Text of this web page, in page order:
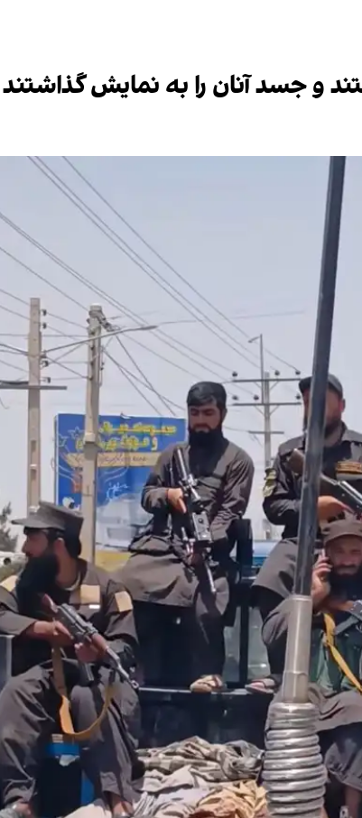
و جسد آنان را به نمایش گذاشتند